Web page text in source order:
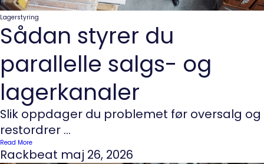
Lagerstyring
Sådan styrer du
parallelle salgs- og
lagerkanaler
Slik oppdager du problemet før oversalg og
restordrer ...
Read More
Rackbeat maj 26, 2026